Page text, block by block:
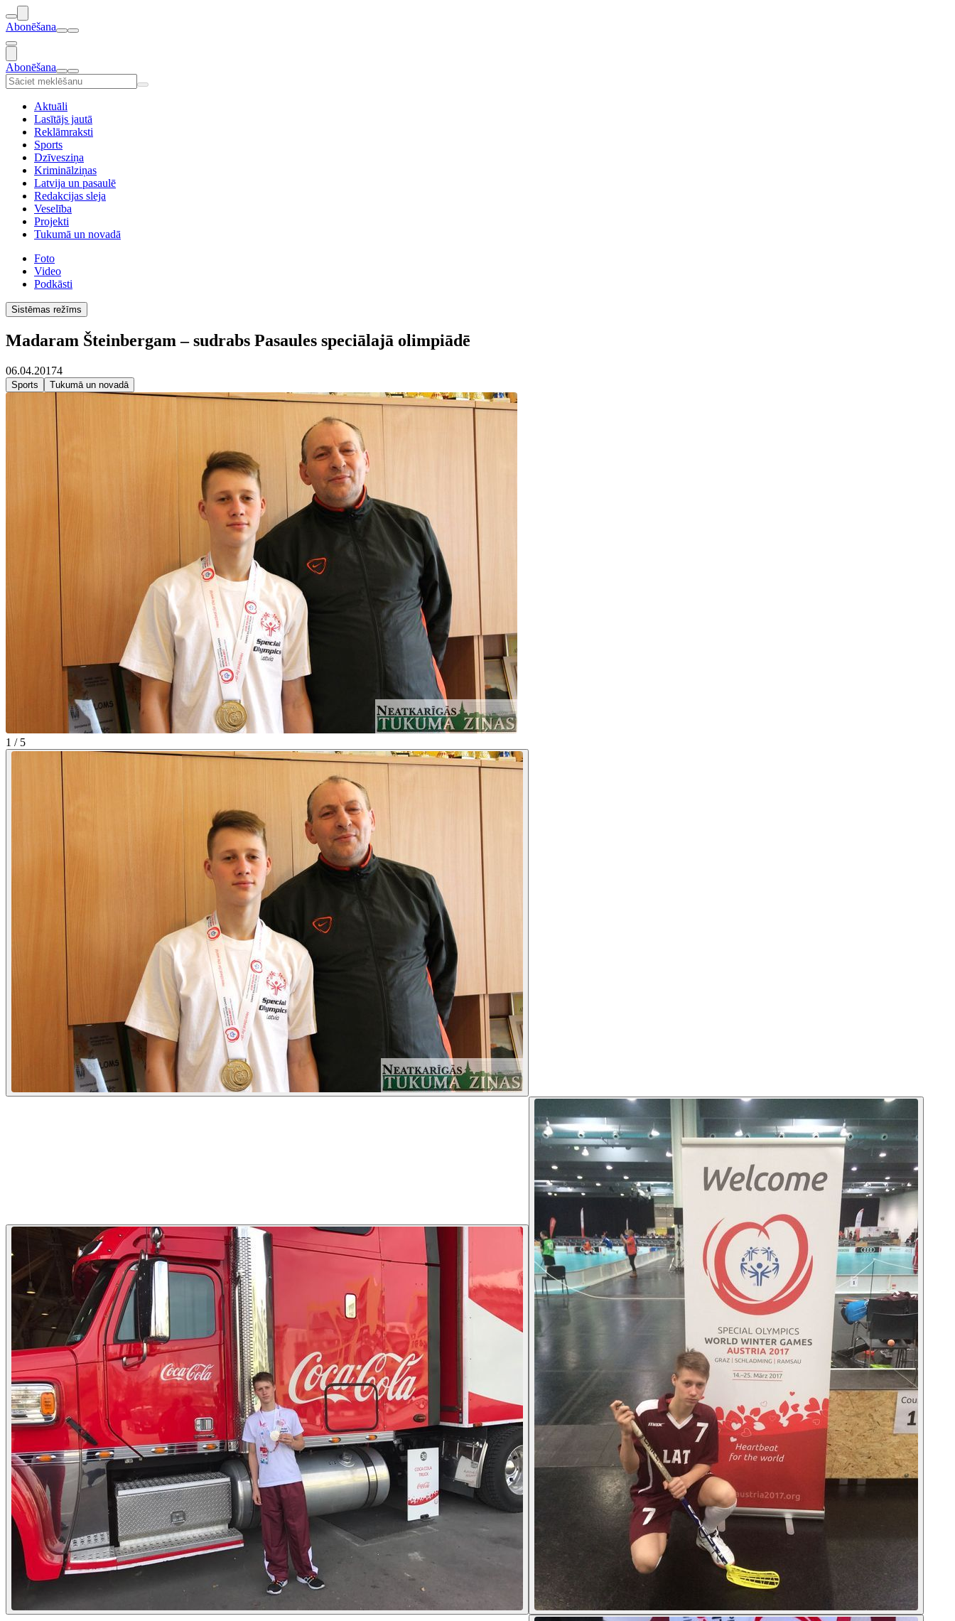
Abonēšana
Abonēšana
Aktuāli
Lasītājs jautā
Reklāmraksti
Sports
Dzīvesziņa
Kriminālziņas
Latvija un pasaulē
Redakcijas sleja
Veselība
Projekti
Tukumā un novadā
Foto
Video
Podkāsti
Sistēmas režīms
Madaram Šteinbergam – sudrabs Pasaules speciālajā olimpiādē
06.04.20174
Sports Tukumā un novadā
1 / 5